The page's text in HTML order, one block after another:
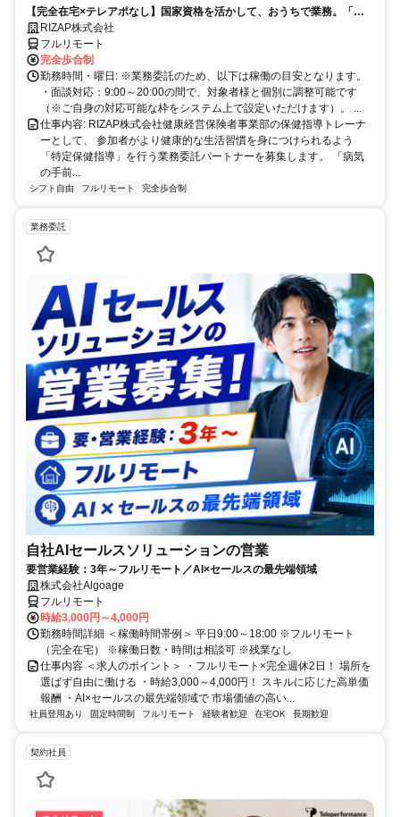
【完全在宅×テレアポなし】国家資格を活かして、おうちで業務。「も
う一つの安心」を。主婦・Wワーカー活躍中！「平日の日中だけ」「夕
方以降の数時間だけ」など、生活リズムに合わせた時間調整が可能で
す。1件ごとの成果報酬型だから、頑張った分だけ手応えのある収入
に。充実のサポート体制で、安心の在宅ワークを始めませんか？
RIZAP株式会社
フルリモート
完全歩合制
勤務時間・曜日: ※業務委託のため、以下は稼働の目安となります。
・面談対応：9:00～20:00の間で、対象者様と個別に調整可能です
（※ご自身の対応可能な枠をシステム上で設定いただけます）。 ...
仕事内容: RIZAP株式会社健康経営保険者事業部の保健指導トレーナ
ーとして、 参加者がより健康的な生活習慣を身につけられるよう
「特定保健指導」を行う業務委託パートナーを募集します。 「病気
の手前...
シフト自由 フルリモート 完全歩合制
業務委託
自社AIセールスソリューションの営業
要営業経験：3年～フルリモート／AI×セールスの最先端領域
株式会社Algoage
フルリモート
時給3,000円～4,000円
勤務時間詳細 ＜稼働時間帯例＞ 平日9:00～18:00 ※フルリモート
（完全在宅） ※稼働日数・時間は相談可 ※残業なし
仕事内容 ＜求人のポイント＞ ・フルリモート×完全週休2日！ 場所を
選ばず自由に働ける ・時給3,000～4,000円！ スキルに応じた高単価
報酬 ・AI×セールスの最先端領域で 市場価値の高い...
社員登用あり 固定時間制 フルリモート 経験者歓迎 在宅OK 長期歓迎
契約社員